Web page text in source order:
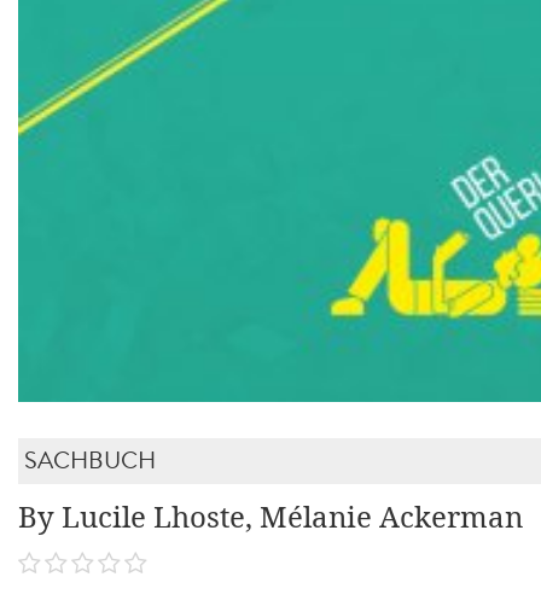
SACHBUCH
By Lucile Lhoste, Mélanie Ackerman